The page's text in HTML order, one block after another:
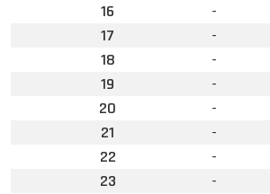
16
-
17
-
18
-
19
-
20
-
21
-
22
-
23
-